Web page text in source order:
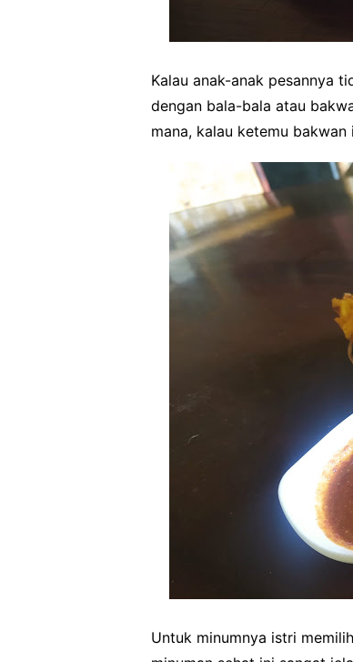
Kalau anak-anak pesannya
dengan bala-bala atau
mana, kalau ketemu
Untuk minumnya istri